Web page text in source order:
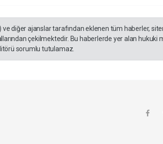
ve diğer ajanslar tarafından eklenen tüm haberler,
çekilmektedir. Bu haberlerde yer alan hukuki
sorumlu tutulamaz.